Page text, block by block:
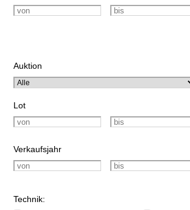
Auktion
Lot
Verkaufsjahr
Technik: